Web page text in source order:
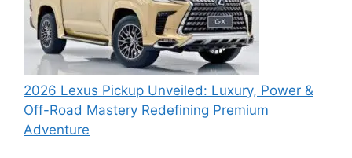
2026 Lexus Pickup Unveiled: Luxury, Power &
Off-Road Mastery Redefining Premium
Adventure